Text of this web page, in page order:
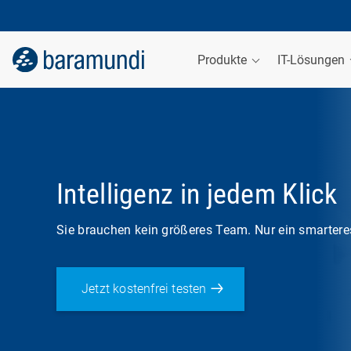
Produkte IT-Lösungen
Intelligenz in jedem Klick
Sie brauchen kein größeres Team. Nur ein
Jetzt kostenfrei testen